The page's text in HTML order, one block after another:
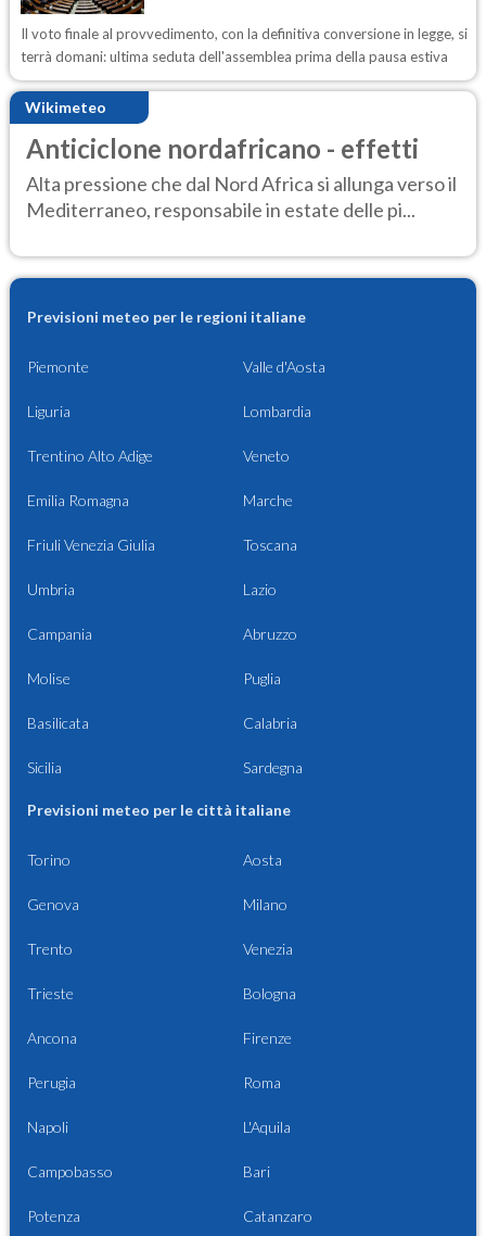
Il voto finale al provvedimento, con la definitiva conversione in legge, si
terrà domani: ultima seduta dell'assemblea prima della pausa estiva
Wikimeteo
Anticiclone nordafricano - effetti
Alta pressione che dal Nord Africa si allunga verso il
Mediterraneo, responsabile in estate delle pi...
Previsioni meteo per le regioni italiane
Piemonte Valle d'Aosta
Liguria Lombardia
Trentino Alto Adige Veneto
Emilia Romagna Marche
Friuli Venezia Giulia Toscana
Umbria Lazio
Campania Abruzzo
Molise Puglia
Basilicata Calabria
Sicilia Sardegna
Previsioni meteo per le città italiane
Torino Aosta
Genova Milano
Trento Venezia
Trieste Bologna
Ancona Firenze
Perugia Roma
Napoli L'Aquila
Campobasso Bari
Potenza Catanzaro